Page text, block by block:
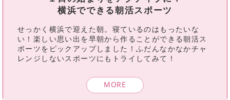
横浜でできる朝活スポーツ
せっかく横浜で迎えた朝。寝ているのはもったいな
い！楽しい思い出を早朝から作ることができる朝活ス
ポーツをピックアップしました！ふだんなかなかチャ
レンジしないスポーツにもトライしてみて！
MORE